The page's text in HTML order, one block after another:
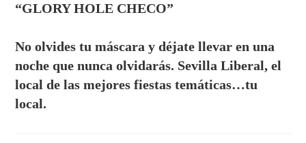
“GLORY HOLE CHECO”
No olvides tu máscara y déjate llevar en una
noche que nunca olvidarás. Sevilla Liberal, el
local de las mejores fiestas temáticas…tu
local.